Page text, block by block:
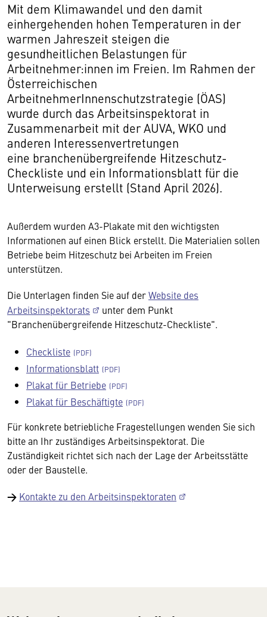
Mit dem Klimawandel und den damit
einhergehenden hohen Temperaturen in der
warmen Jahreszeit steigen die
gesundheitlichen Belastungen für
Arbeitnehmer:innen im Freien. Im Rahmen der
Österreichischen
ArbeitnehmerInnenschutzstrategie (ÖAS)
wurde durch das Arbeitsinspektorat in
Zusammenarbeit mit der AUVA, WKO und
anderen Interessenvertretungen
eine branchenübergreifende Hitzeschutz-
Checkliste und ein Informationsblatt für die
Unterweisung erstellt (Stand April 2026).
Außerdem wurden A3-Plakate mit den wichtigsten
Informationen auf einen Blick erstellt. Die Materialien sollen
Betriebe beim Hitzeschutz bei Arbeiten im Freien
unterstützen.
Die Unterlagen finden Sie auf derWebsite des
Arbeitsinspektorats
unter dem Punkt
"Branchenübergreifende Hitzeschutz-Checkliste".
Checkliste
Informationsblatt
Plakat für Betriebe
Plakat für Beschäftigte
Für konkrete betriebliche Fragestellungen wenden Sie sich
bitte an Ihr zuständiges Arbeitsinspektorat. Die
Zuständigkeit richtet sich nach der Lage der Arbeitsstätte
oder der Baustelle.
→ Kontakte zu den Arbeitsinspektoraten